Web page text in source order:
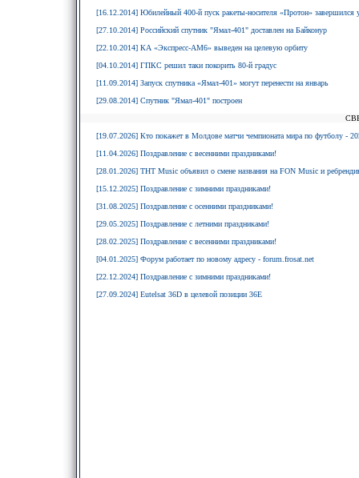
[16.12.2014] Юбилейный 400-й пуск ракеты-носителя «Протон» завершился
[27.10.2014] Российский спутник "Ямал-401" доставлен на Байконур
[22.10.2014] КА «Экспресс-АМ6» выведен на целевую орбиту
[04.10.2014] ГПКС решил таки покорить 80-й градус
[11.09.2014] Запуск спутника «Ямал-401» могут перенести на январь
[29.08.2014] Спутник "Ямал-401" построен
[19.07.2026] Кто покажет в Молдове матчи чемпионата мира по футболу -
[11.04.2026] Поздравление с весенними праздниками!
[28.01.2026] ТНТ Music объявил о смене названия на FON Music и
[15.12.2025] Поздравление с зимними праздниками!
[31.08.2025] Поздравление с осенними праздниками!
[29.05.2025] Поздравление с летними праздниками!
[28.02.2025] Поздравление с весенними праздниками!
[04.01.2025] Форум работает по новому адресу - forum.frosat.net
[22.12.2024] Поздравление с зимними праздниками!
[27.09.2024] Eutelsat 36D в целевой позиции 36E